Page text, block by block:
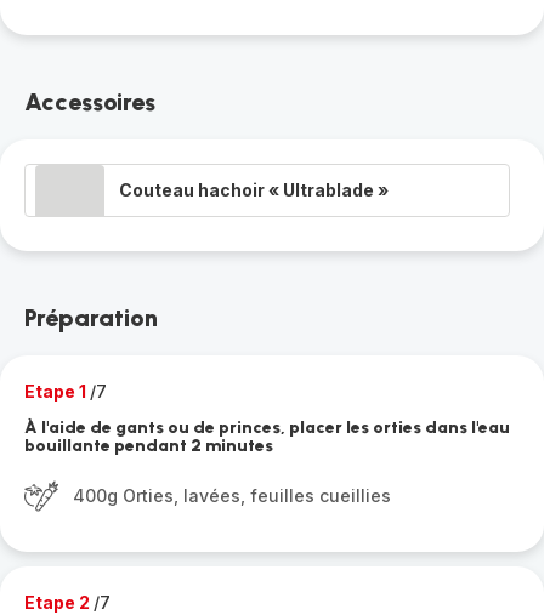
Accessoires
Couteau hachoir « Ultrablade »
Préparation
Etape 1 /7
À l'aide de gants ou de princes, placer les orties dans l'eau
bouillante pendant 2 minutes
400g Orties, lavées, feuilles cueillies
Etape 2 /7